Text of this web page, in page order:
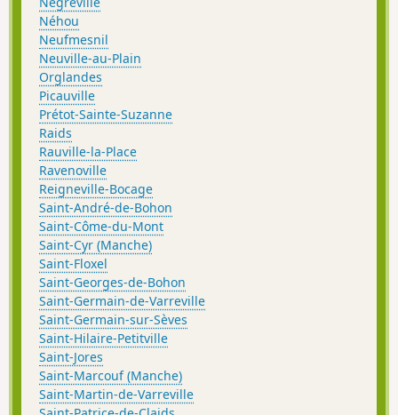
Néhou
Neufmesnil
Neuville-au-Plain
Orglandes
Picauville
Prétot-Sainte-Suzanne
Raids
Rauville-la-Place
Ravenoville
Reigneville-Bocage
Saint-André-de-Bohon
Saint-Côme-du-Mont
Saint-Cyr (Manche)
Saint-Floxel
Saint-Georges-de-Bohon
Saint-Germain-de-Varreville
Saint-Germain-sur-Sèves
Saint-Hilaire-Petitville
Saint-Jores
Saint-Marcouf (Manche)
Saint-Martin-de-Varreville